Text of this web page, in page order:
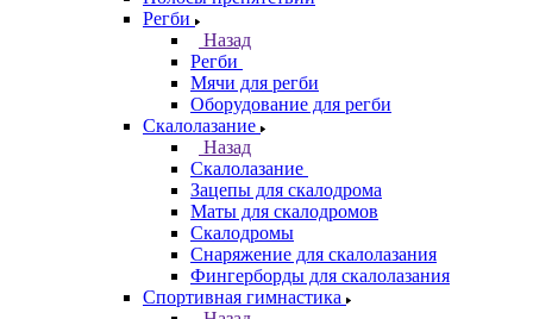
Регби
Назад
Регби
Мячи для регби
Оборудование для регби
Скалолазание
Назад
Скалолазание
Зацепы для скалодрома
Маты для скалодромов
Скалодромы
Снаряжение для скалолазания
Фингерборды для скалолазания
Спортивная гимнастика